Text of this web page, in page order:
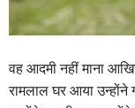
वह आदमी नहीं माना
रामलाल घर आया उन्होंने